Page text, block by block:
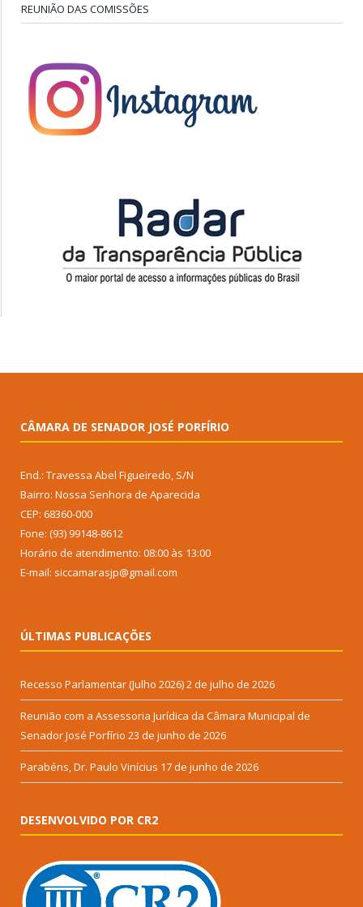
REUNIÃO DAS COMISSÕES
CÂMARA DE SENADOR JOSÉ PORFÍRIO
End.: Travessa Abel Figueiredo, S/N
Bairro: Nossa Senhora de Aparecida
CEP: 68360-000
Fone: (93) 99148-8612
Horário de atendimento: 08:00 às 13:00
E-mail: siccamarasjp@gmail.com
ÚLTIMAS PUBLICAÇÕES
Recesso Parlamentar (Julho 2026)2 de julho de 2026
Reunião com a Assessoria Jurídica da Câmara Municipal de
Senador José Porfírio 23 de junho de 2026
Parabéns, Dr. Paulo Vinícius 17 de junho de 2026
DESENVOLVIDO POR CR2